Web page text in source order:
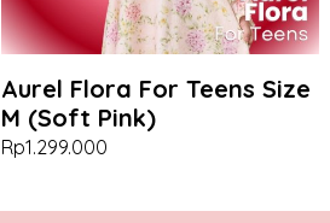
Aurel Flora For Teens Size
M (Soft Pink)
Rp1.299.000